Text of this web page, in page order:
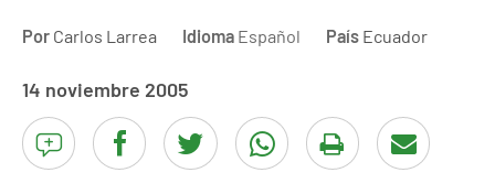
Por Carlos Larrea Idioma Español País Ecuador
14 noviembre 2005